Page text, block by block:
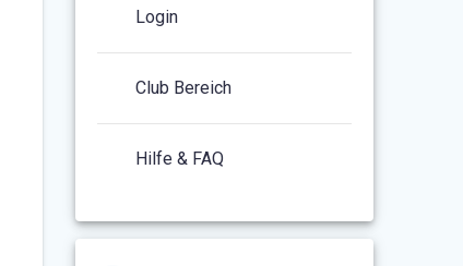
Login
Club Bereich
Hilfe & FAQ